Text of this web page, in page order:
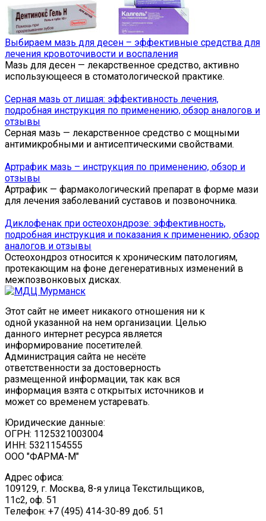
Выбираем мазь для десен – эффективные средства для
лечения кровоточивости и воспаления
Мазь для десен — лекарственное средство, активно
использующееся в стоматологической практике.
Серная мазь от лишая: эффективность лечения,
подробная инструкция по применению, обзор аналогов и
отзывы
Серная мазь — лекарственное средство с мощными
антимикробными и антисептическими свойствами.
Артрафик мазь – инструкция по применению, обзор и
отзывы
Артрафик — фармакологический препарат в форме мази
для лечения заболеваний суставов и позвоночника.
Диклофенак при остеохондрозе: эффективность,
подробная инструкция и показания к применению, обзор
аналогов и отзывы
Остеохондроз относится к хроническим патологиям,
протекающим на фоне дегенеративных изменений в
межпозвонковых дисках.
Этот сайт не имеет никакого отношения ни к
одной указанной на нем организации. Целью
данного интернет ресурса является
информирование посетителей.
Администрация сайта не несёте
ответственности за достоверность
размещенной информации, так как вся
информация взята с открытых источников и
может со временем устаревать.
Юридические данные:
ОГРН: 1125321003004
ИНН: 5321154555
ООО "ФАРМА-М"
Адрес офиса:
109129, г. Москва, ​8-я улица Текстильщиков,
11с2, оф. 51
Tелефон: +7 (495) 414-30-89 доб. 51